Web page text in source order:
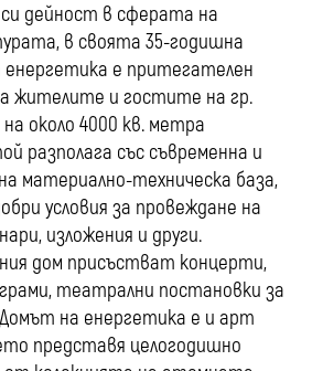
дейност в сферата на
в своята 35-годишна
е притегателен
жителите и гостите на гр.
около 4000 кв. метра
разполага със съвременна и
материално-техническа база,
условия за провеждане на
изложения и други.
дом присъстват концерти,
театрални постановки за
на енергетика е и арт
представя целогодишно